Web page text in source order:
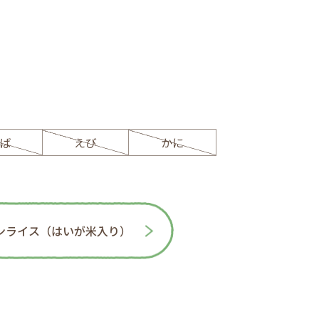
えび かに
ライス（はいが米入り）